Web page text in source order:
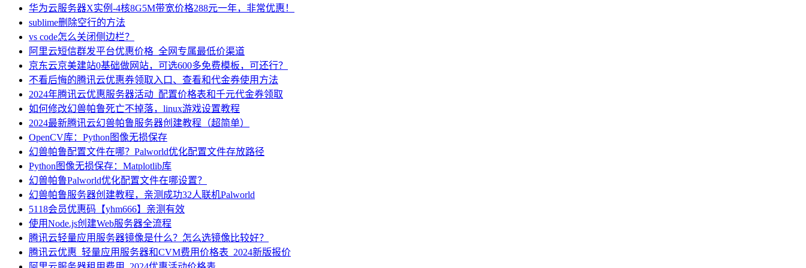
华为云服务器X实例-4核8G5M带宽价格288元一年，非常优惠！
sublime删除空行的方法
vs code怎么关闭侧边栏？
阿里云短信群发平台优惠价格_全网专属最低价渠道
京东云京美建站0基础做网站，可选600多免费模板，可还行？
不看后悔的腾讯云优惠券领取入口、查看和代金券使用方法
2024年腾讯云优惠服务器活动_配置价格表和千元代金券领取
如何修改幻兽帕鲁死亡不掉落，linux游戏设置教程
2024最新腾讯云幻兽帕鲁服务器创建教程（超简单）
OpenCV库：Python图像无损保存
幻兽帕鲁配置文件在哪？Palworld优化配置文件存放路径
Python图像无损保存：Matplotlib库
幻兽帕鲁Palworld优化配置文件在哪设置？
幻兽帕鲁服务器创建教程，亲测成功32人联机Palworld
5118会员优惠码【yhm666】亲测有效
使用Node.js创建Web服务器全流程
腾讯云轻量应用服务器镜像是什么？怎么选镜像比较好？
腾讯云优惠_轻量应用服务器和CVM费用价格表_2024新版报价